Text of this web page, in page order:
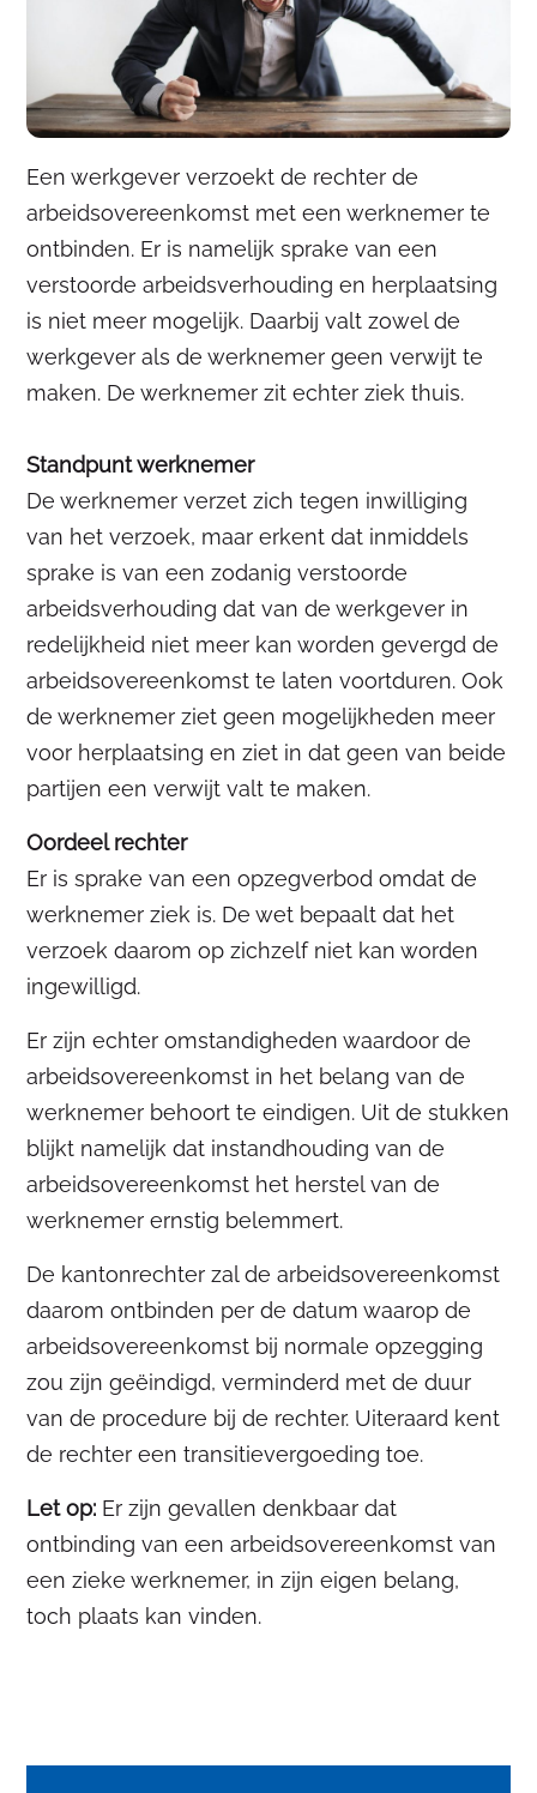
Een werkgever verzoekt de rechter de
arbeidsovereenkomst met een werknemer te
ontbinden. Er is namelijk sprake van een
verstoorde arbeidsverhouding en herplaatsing
is niet meer mogelijk. Daarbij valt zowel de
werkgever als de werknemer geen verwijt te
maken. De werknemer zit echter ziek thuis.
Standpunt werknemer
De werknemer verzet zich tegen inwilliging
van het verzoek, maar erkent dat inmiddels
sprake is van een zodanig verstoorde
arbeidsverhouding dat van de werkgever in
redelijkheid niet meer kan worden gevergd de
arbeidsovereenkomst te laten voortduren. Ook
de werknemer ziet geen mogelijkheden meer
voor herplaatsing en ziet in dat geen van beide
partijen een verwijt valt te maken.
Oordeel rechter
Er is sprake van een opzegverbod omdat de
werknemer ziek is. De wet bepaalt dat het
verzoek daarom op zichzelf niet kan worden
ingewilligd.
Er zijn echter omstandigheden waardoor de
arbeidsovereenkomst in het belang van de
werknemer behoort te eindigen. Uit de stukken
blijkt namelijk dat instandhouding van de
arbeidsovereenkomst het herstel van de
werknemer ernstig belemmert.
De kantonrechter zal de arbeidsovereenkomst
daarom ontbinden per de datum waarop de
arbeidsovereenkomst bij normale opzegging
zou zijn geëindigd, verminderd met de duur
van de procedure bij de rechter. Uiteraard kent
de rechter een transitievergoeding toe.
Let op: Er zijn gevallen denkbaar dat
ontbinding van een arbeidsovereenkomst van
een zieke werknemer, in zijn eigen belang,
toch plaats kan vinden.